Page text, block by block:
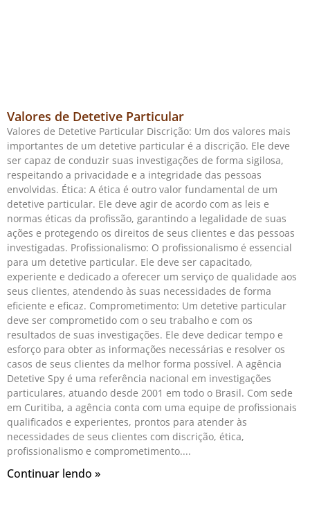
Valores de Detetive Particular
Valores de Detetive Particular Discrição: Um dos valores mais
importantes de um detetive particular é a discrição. Ele deve
ser capaz de conduzir suas investigações de forma sigilosa,
respeitando a privacidade e a integridade das pessoas
envolvidas. Ética: A ética é outro valor fundamental de um
detetive particular. Ele deve agir de acordo com as leis e
normas éticas da profissão, garantindo a legalidade de suas
ações e protegendo os direitos de seus clientes e das pessoas
investigadas. Profissionalismo: O profissionalismo é essencial
para um detetive particular. Ele deve ser capacitado,
experiente e dedicado a oferecer um serviço de qualidade aos
seus clientes, atendendo às suas necessidades de forma
eficiente e eficaz. Comprometimento: Um detetive particular
deve ser comprometido com o seu trabalho e com os
resultados de suas investigações. Ele deve dedicar tempo e
esforço para obter as informações necessárias e resolver os
casos de seus clientes da melhor forma possível. A agência
Detetive Spy é uma referência nacional em investigações
particulares, atuando desde 2001 em todo o Brasil. Com sede
em Curitiba, a agência conta com uma equipe de profissionais
qualificados e experientes, prontos para atender às
necessidades de seus clientes com discrição, ética,
profissionalismo e comprometimento.
Continuar lendo »